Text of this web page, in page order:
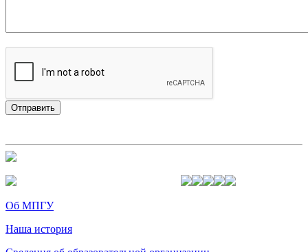
Об МПГУ
Наша история